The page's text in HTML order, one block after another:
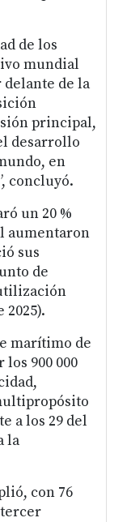
de los
mundial
delante de la
principal,
desarrollo
en
concluyó.
un 20 %
aumentaron
sus
de
marítimo de
900 000
a los 29 del
la
con 76